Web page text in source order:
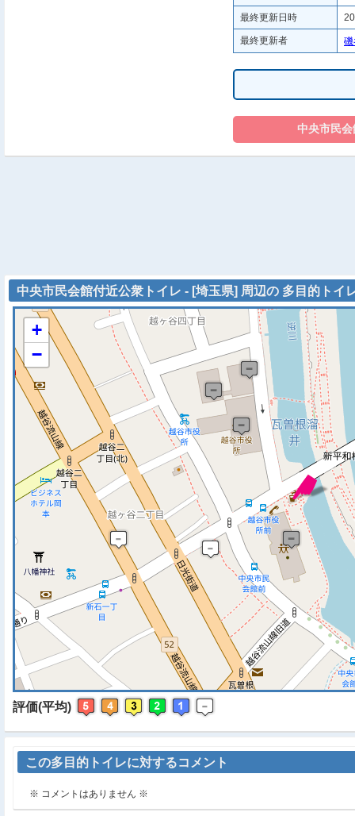
最終更新日時
最終更新者
中央市民会館付近公衆トイレ - [埼玉県] 周辺の 多目的トイ
※ マップを検索、表示中
+
−
評価(平均)
この多目的トイレに対するコメント
※ コメントはありません ※